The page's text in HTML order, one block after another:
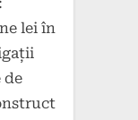
lei în
de